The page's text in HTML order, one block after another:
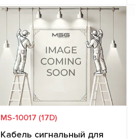
Zapytaj o cenę
Pokrycie pojazdów
CHEVROLET,
CHRYSLER
MS-10017 (17D)
Кабель сигнальный для